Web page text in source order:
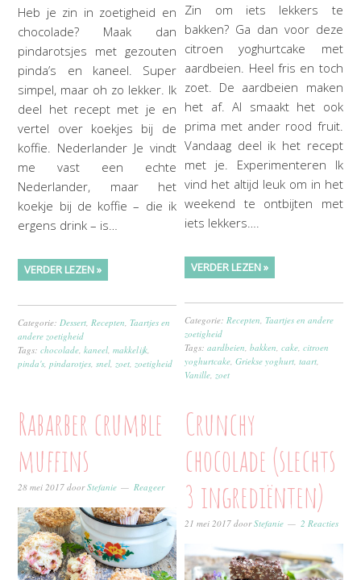
Heb je zin in zoetigheid en
chocolade? Maak dan
pindarotsjes met gezouten
pinda’s en kaneel. Super
simpel, maar oh zo lekker. Ik
deel het recept met je en
vertel over koekjes bij de
koffie. Nederlander Je vindt
me vast een echte
Nederlander, maar het
koekje bij de koffie – die ik
ergens drink – is…
VERDER LEZEN »
Categorie: Dessert Recepten ,Taartjes en
andere zoetigheid
Tags:chocolade ,kaneel ,makkelijk
pinda's ,pindarotjes ,snel zoet zoetigheid
Zin om iets lekkers te
bakken? Ga dan voor deze
citroen yoghurtcake met
aardbeien. Heel fris en toch
zoet. De aardbeien maken
het af. Al smaakt het ook
prima met ander rood fruit.
Vandaag deel ik het recept
met je. Experimenteren Ik
vind het altijd leuk om in het
weekend te ontbijten met
iets lekkers….
VERDER LEZEN »
Categorie: Recepten ,Taartjes en andere
zoetigheid
Tags:aardbeien ,bakken ,cake ,citroen
yoghurtcake ,Griekse yoghurt ,taart
Vanille zoet
Rabarber crumble
muffins
28 mei 2017 doorStefanie Reageer
Crunchy
chocolade (slechts
3 ingrediënten)
21 mei 2017 doorStefanie 2 Reacties